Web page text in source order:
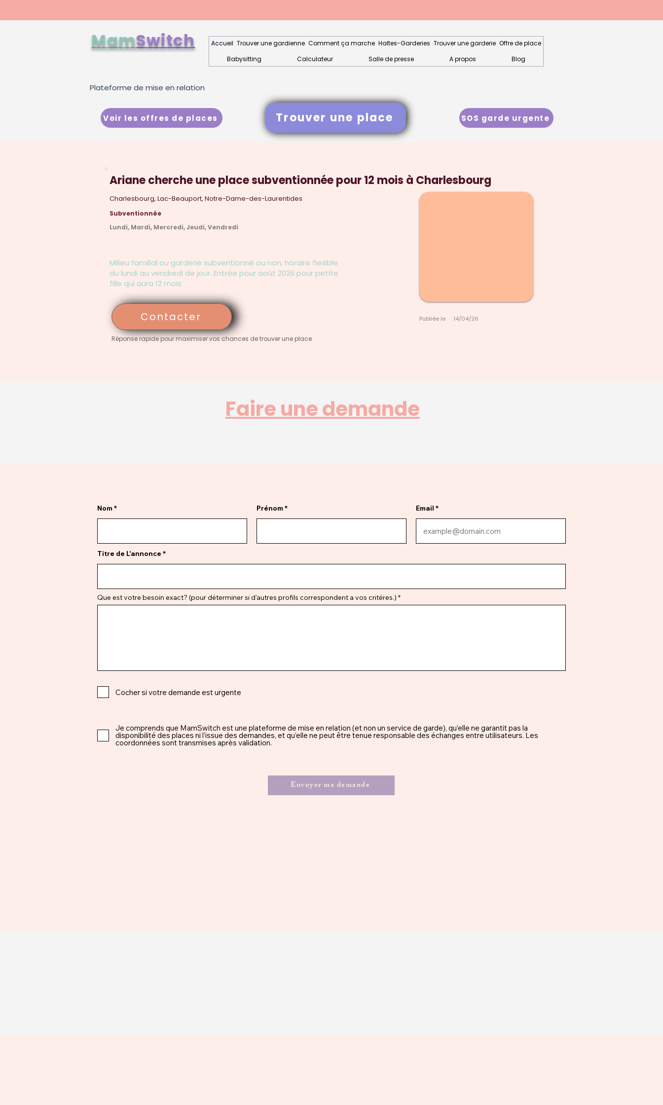
MamSwitch Accueil Trouver une gardienne Comment ça marche Haltes-Garderies Trouver une garderie Offre de place
Babysitting
Calculateur Salle de presse A propos Blog
Plateforme de mise en relation
Voir les offres de places Trouver une place SOS garde urgente
Ariane cherche une place subventionnée pour 12 mois à Charlesbourg
Charlesbourg, Lac-Beauport, Notre-Dame-des-Laurentides
Subventionnée
Lundi, Mardi, Mercredi, Jeudi, Vendredi
Milieu familial ou garderie subventionné ou non, horaire flexible
du lundi au vendredi de jour. Entrée pour août 2026 pour petite
fille qui aura 12 mois
Contacter
Réponse rapide pour maximiser vos chances de trouver une place
Publiée le 14/04/26
Faire une demande
Nom Prénom Email
Titre de L'annonce
Que est votre besoin exact? (pour déterminer si d'autres profils correspondent a vos critéres.)
Cocher si votre demande est urgente
Je comprends que MamSwitch est une plateforme de mise en relation (et non un service de garde), qu’elle ne garantit pas la
disponibilité des places ni l’issue des demandes, et qu’elle ne peut être tenue responsable des échanges entre utilisateurs. Les
coordonnées sont transmises après validation.
Envoyer ma demande